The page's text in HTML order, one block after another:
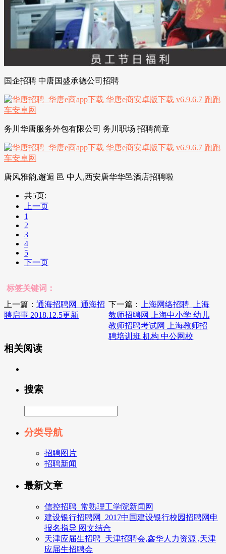
国企招聘 中唐国盛承德公司招聘
务川华唐服务外包有限公司 务川职场 招聘简章
唐风雅韵,邂逅 邑 中人,西安唐华华邑酒店招聘啦
共5页:
上一页
1
2
3
4
5
下一页
标签关键词：
上一篇： 通海招聘网_通海招
聘启事 2018.12.5更新
下一篇：
上海网络招聘_上海
教师招聘网 上海中小学 幼儿
教师招聘考试网 上海教师招
聘培训班 机构 中公网校
相关阅读
搜索
分类导航
招聘图片
招聘新闻
最新文章
信控招聘_常熟理工学院新闻网
建设银行招聘网_2017中国建设银行校园招聘网申
报名指导 图文结合
天津应届生招聘_天津招聘会,鑫华人力资源 ,天津
应届生招聘会